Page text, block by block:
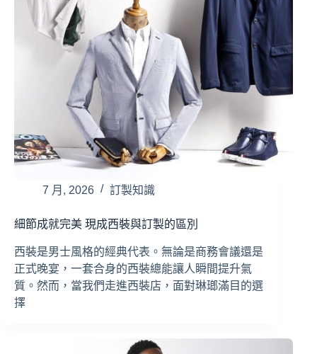
7 月, 2026 訂製知識
細節成就完美 現成西裝與訂製的區別
西裝是男士風格的經典代表。無論是商務會議還是
正式晚宴，一套合身的西裝總能讓人瞬間提升氣
質。然而，當我們走進西裝店，面對琳瑯滿目的選
擇